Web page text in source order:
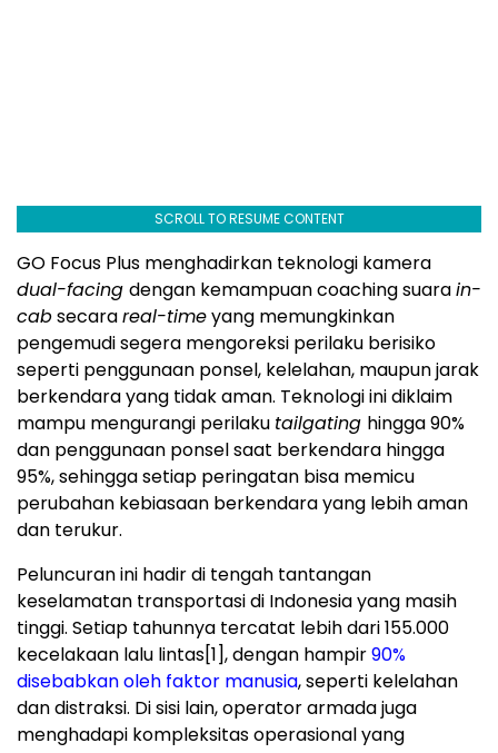
SCROLL TO RESUME CONTENT
GO Focus Plus menghadirkan teknologi kamera
dual-facing dengan kemampuan coaching suarain-
cabsecarareal-timeyang memungkinkan
pengemudi segera mengoreksi perilaku berisiko
seperti penggunaan ponsel, kelelahan, maupun jarak
berkendara yang tidak aman. Teknologi ini diklaim
mampu mengurangi perilaku tailgating hingga 90%
dan penggunaan ponsel saat berkendara hingga
95%, sehingga setiap peringatan bisa memicu
perubahan kebiasaan berkendara yang lebih aman
dan terukur.
Peluncuran ini hadir di tengah tantangan
keselamatan transportasi di Indonesia yang masih
tinggi. Setiap tahunnya tercatat lebih dari 155.000
kecelakaan lalu lintas[1], dengan hampir90%
disebabkan oleh faktor manusia, seperti kelelahan
dan distraksi. Di sisi lain, operator armada juga
menghadapi kompleksitas operasional yang